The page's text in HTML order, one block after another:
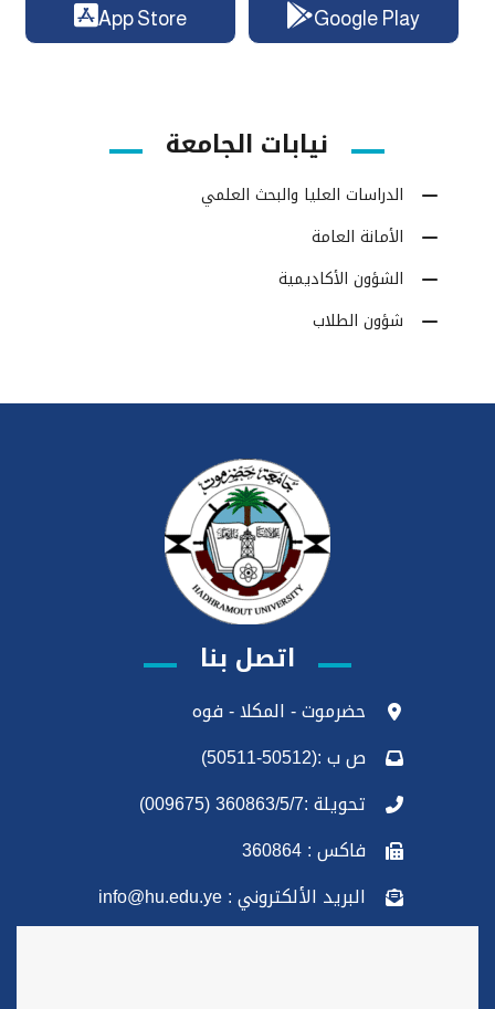
Google Play
App Store
نيابات الجامعة
الدراسات العليا والبحث العلمي
الأمانة العامة
الشؤون الأكاديمية
شؤون الطلاب
اتصل بنا
حضرموت - المكلا - فوه
ص ب :(50512-50511)
تحويلة :360863/5/7 (009675)
فاكس : 360864
البريد الألكتروني : info@hu.edu.ye